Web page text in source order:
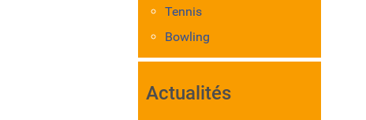
Tennis
Bowling
Actualités